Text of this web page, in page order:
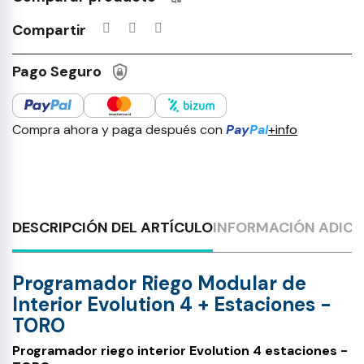
Productos incluidos en tu lista
Compartir
Pago Seguro
Compra ahora y paga después con PayPal+info
DESCRIPCIÓN DEL ARTÍCULOINFORMACIÓN
Programador Riego Modular de
Interior Evolution 4 + Estaciones -
TORO
Programador riego interior Evolution 4 estaciones -